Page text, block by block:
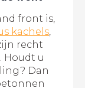
front is,
kachels,
recht
Houdt u
Dan